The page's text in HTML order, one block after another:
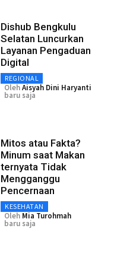
Dishub Bengkulu
Selatan Luncurkan
Layanan Pengaduan
Digital
REGIONAL
OlehAisyah Dini Haryanti
baru saja
Mitos atau Fakta?
Minum saat Makan
ternyata Tidak
Mengganggu
Pencernaan
KESEHATAN
Oleh Mia Turohmah
baru saja